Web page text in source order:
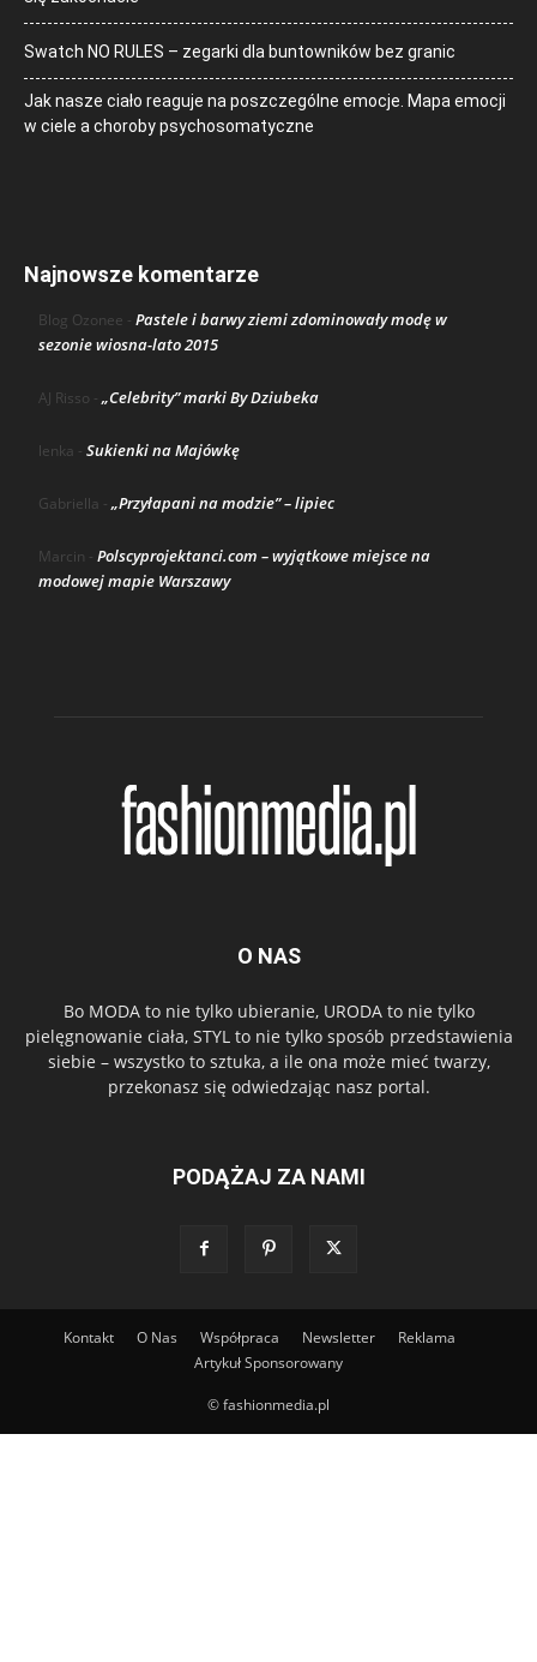
Swatch NO RULES – zegarki dla buntowników bez granic
Jak nasze ciało reaguje na poszczególne emocje. Mapa emocji
w ciele a choroby psychosomatyczne
Najnowsze komentarze
Blog Ozonee - Pastele i barwy ziemi zdominowały modę w
sezonie wiosna-lato 2015
AJ Risso - „Celebrity” marki By Dziubeka
lenka - Sukienki na Majówkę
Gabriella - „Przyłapani na modzie” – lipiec
Marcin - Polscyprojektanci.com – wyjątkowe miejsce na
modowej mapie Warszawy
O NAS
Bo MODA to nie tylko ubieranie, URODA to nie tylko
pielęgnowanie ciała, STYL to nie tylko sposób przedstawienia
siebie – wszystko to sztuka, a ile ona może mieć twarzy,
przekonasz się odwiedzając nasz portal.
PODĄŻAJ ZA NAMI
Kontakt O Nas Współpraca Newsletter
Reklama
Artykuł Sponsorowany
© fashionmedia.pl